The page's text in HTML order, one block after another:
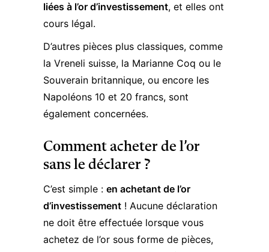
liées à l’or d’investissement, et elles ont
cours légal.
D’autres pièces plus classiques, comme
la Vreneli suisse, la Marianne Coq ou le
Souverain britannique, ou encore les
Napoléons 10 et 20 francs, sont
également concernées.
Comment acheter de l’or
sans le déclarer ?
C’est simple : en achetant de l’or
d’investissement ! Aucune déclaration
ne doit être effectuée lorsque vous
achetez de l’or sous forme de pièces,